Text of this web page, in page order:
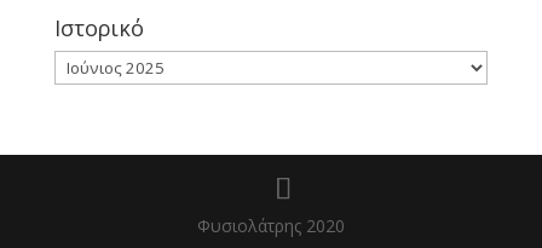
Ιστορικό
Ιστορικό
Φυσιολάτρης 2020